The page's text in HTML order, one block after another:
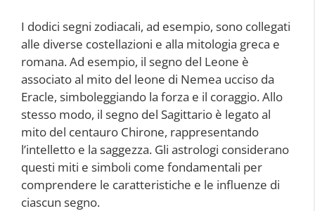
I dodici segni zodiacali, ad esempio, sono collegati
alle diverse costellazioni e alla mitologia greca e
romana. Ad esempio, il segno del Leone è
associato al mito del leone di Nemea ucciso da
Eracle, simboleggiando la forza e il coraggio. Allo
stesso modo, il segno del Sagittario è legato al
mito del centauro Chirone, rappresentando
l’intelletto e la saggezza. Gli astrologi considerano
questi miti e simboli come fondamentali per
comprendere le caratteristiche e le influenze di
ciascun segno.